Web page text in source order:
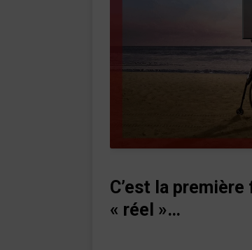
C’est la
« réel »…